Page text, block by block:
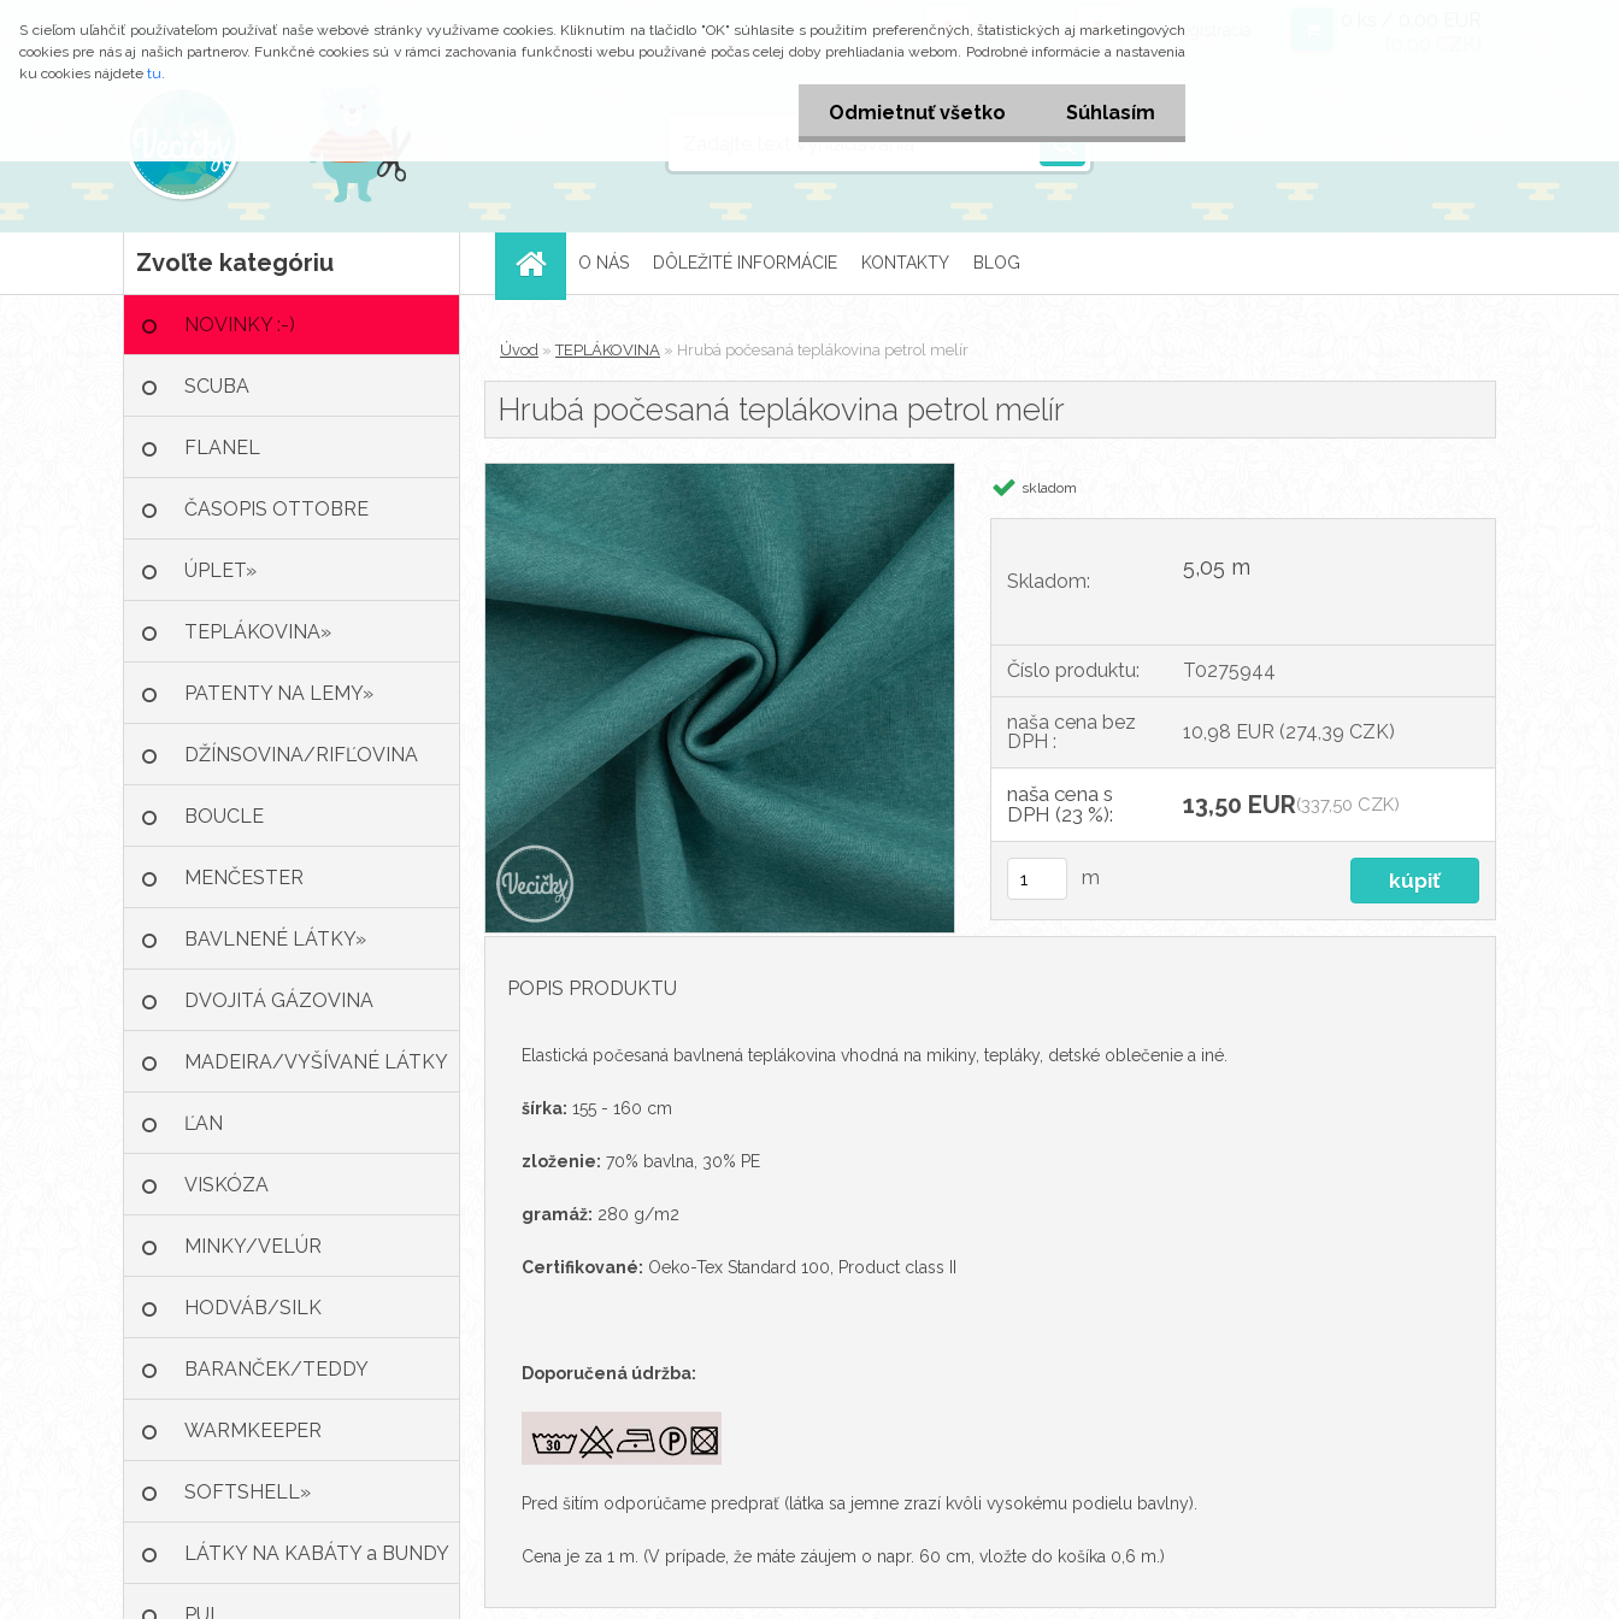
S cieľom uľahčiť používateľom používať naše webové stránky využívame cookies. Kliknutím na tlačidlo "OK" súhlasíte s použitím preferenčných, štatistických aj marketingových
cookies pre nás aj našich partnerov. Funkčné cookies sú v rámci zachovania funkčnosti webu používané počas celej doby prehliadania webom. Podrobné informácie a nastavenia
ku cookies nájdete tu.
Odmietnuť všetko Súhlasím
Prihlásenie Nová registrácia
O NÁS DÔLEŽITÉ INFORMÁCIE KONTAKTY BLOG
Zvoľte kategóriu
NOVINKY :-)
SCUBA
FLANEL
ČASOPIS OTTOBRE
ÚPLET»
TEPLÁKOVINA»
PATENTY NA LEMY»
DŽÍNSOVINA/RIFĽOVINA
BOUCLE
MENČESTER
BAVLNENÉ LÁTKY»
DVOJITÁ GÁZOVINA
/MUŠELÍN»
MADEIRA/VYŠÍVANÉ LÁTKY
ĽAN
VISKÓZA
MINKY/VELÚR
HODVÁB/SILK
BARANČEK/TEDDY
WARMKEEPER
SOFTSHELL»
LÁTKY NA KABÁTY a BUNDY
Úvod » TEPLÁKOVINA » Hrubá počesaná teplákovina petrol melír
Hrubá počesaná teplákovina petrol melír
skladom
Skladom:
5,05 m
Číslo produktu: T0275944
naša cena bez
DPH :
10,98 EUR (274,39 CZK)
naša cena s
DPH (23 %):
13,50 EUR(337,50 CZK)
m
POPIS PRODUKTU
Elastická počesaná bavlnená teplákovina vhodná na mikiny, tepláky, detské oblečenie a iné.
šírka: 155 - 160 cm
zloženie: 70% bavlna, 30% PE
gramáž: 280 g/m2
Certifikované: Oeko-Tex Standard 100, Product class II
Doporučená údržba:
Pred šitím odporúčame predprať (látka sa jemne zrazí kvôli vysokému podielu bavlny).
Cena je za 1 m. (V prípade, že máte záujem o napr. 60 cm, vložte do košíka 0,6 m.)